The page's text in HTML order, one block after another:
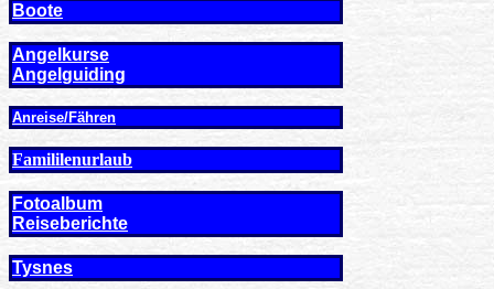
Boote
Angelkurse
Angel guiding
Anreise/Fähren
Famililenurlaub
Fotoalbum
Reiseberichte
Tysnes